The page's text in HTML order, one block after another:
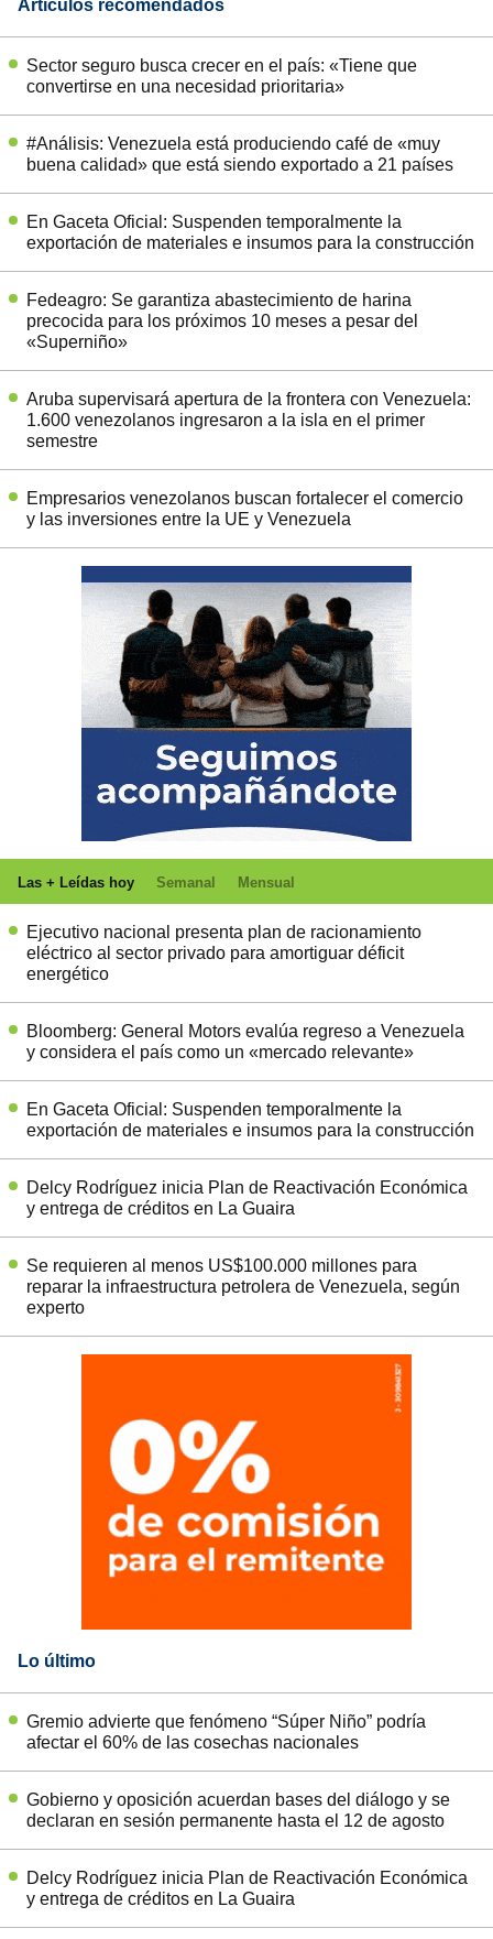
Artículos recomendados
Sector seguro busca crecer en el país: «Tiene que
convertirse en una necesidad prioritaria»
#Análisis: Venezuela está produciendo café de «muy
buena calidad» que está siendo exportado a 21 países
En Gaceta Oficial: Suspenden temporalmente la
exportación de materiales e insumos para la construcción
Fedeagro: Se garantiza abastecimiento de harina
precocida para los próximos 10 meses a pesar del
«Superniño»
Aruba supervisará apertura de la frontera con Venezuela:
1.600 venezolanos ingresaron a la isla en el primer
semestre
Empresarios venezolanos buscan fortalecer el comercio
y las inversiones entre la UE y Venezuela
Las + Leídas hoy Semanal Mensual
Ejecutivo nacional presenta plan de racionamiento
eléctrico al sector privado para amortiguar déficit
energético
Bloomberg: General Motors evalúa regreso a Venezuela
y considera el país como un «mercado relevante»
En Gaceta Oficial: Suspenden temporalmente la
exportación de materiales e insumos para la construcción
Delcy Rodríguez inicia Plan de Reactivación Económica
y entrega de créditos en La Guaira
Se requieren al menos US$100.000 millones para
reparar la infraestructura petrolera de Venezuela, según
experto
Lo último
Gremio advierte que fenómeno “Súper Niño” podría
afectar el 60% de las cosechas nacionales
Gobierno y oposición acuerdan bases del diálogo y se
declaran en sesión permanente hasta el 12 de agosto
Delcy Rodríguez inicia Plan de Reactivación Económica
y entrega de créditos en La Guaira